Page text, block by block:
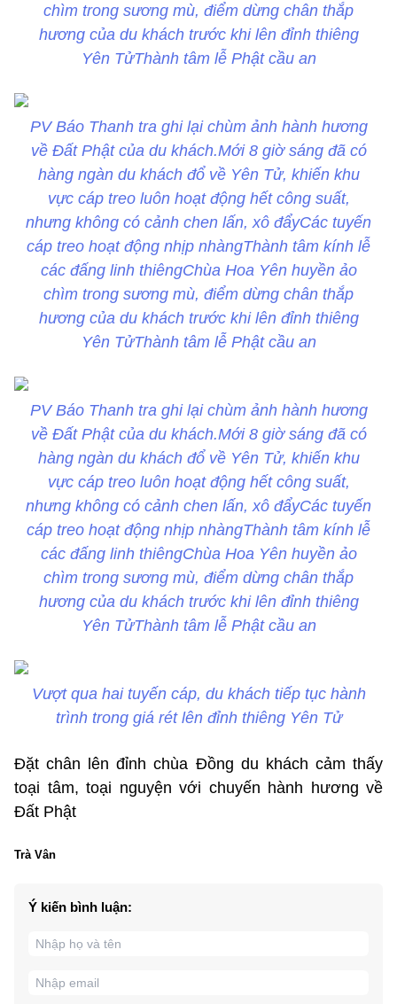
chìm trong sương mù, điểm dừng chân thắp
hương của du khách trước khi lên đỉnh thiêng
Yên TửThành tâm lễ Phật cầu an
PV Báo Thanh tra ghi lại chùm ảnh hành hương
về Đất Phật của du khách.Mới 8 giờ sáng đã có
hàng ngàn du khách đổ về Yên Tử, khiến khu
vực cáp treo luôn hoạt động hết công suất,
nhưng không có cảnh chen lấn, xô đẩyCác tuyến
cáp treo hoạt động nhịp nhàngThành tâm kính lễ
các đấng linh thiêngChùa Hoa Yên huyền ảo
chìm trong sương mù, điểm dừng chân thắp
hương của du khách trước khi lên đỉnh thiêng
Yên TửThành tâm lễ Phật cầu an
PV Báo Thanh tra ghi lại chùm ảnh hành hương
về Đất Phật của du khách.Mới 8 giờ sáng đã có
hàng ngàn du khách đổ về Yên Tử, khiến khu
vực cáp treo luôn hoạt động hết công suất,
nhưng không có cảnh chen lấn, xô đẩyCác tuyến
cáp treo hoạt động nhịp nhàngThành tâm kính lễ
các đấng linh thiêngChùa Hoa Yên huyền ảo
chìm trong sương mù, điểm dừng chân thắp
hương của du khách trước khi lên đỉnh thiêng
Yên TửThành tâm lễ Phật cầu an
Vượt qua hai tuyến cáp, du khách tiếp tục hành
trình trong giá rét lên đỉnh thiêng Yên Tử
Đặt chân lên đỉnh chùa Đồng du khách cảm thấy
toại tâm, toại nguyện với chuyến hành hương về
Đất Phật
Trà Vân
Ý kiến bình luận: